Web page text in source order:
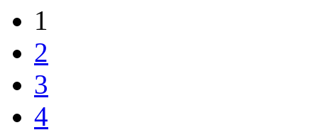
1
2
3
4